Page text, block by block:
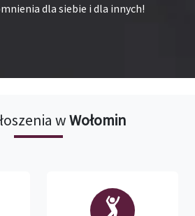
dla siebie i dla innych!
wWołomin